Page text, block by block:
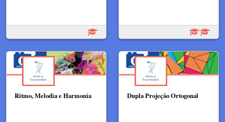
Ritmo, Melodia e Harmonia Dupla Projeção Ortogonal